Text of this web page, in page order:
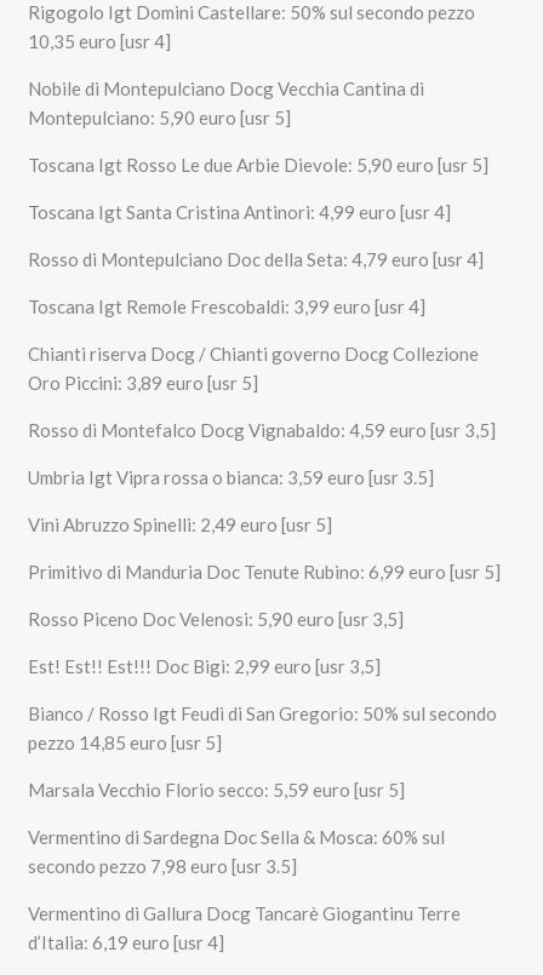
Rigogolo Igt Domini Castellare: 50% sul secondo pezzo
10,35 euro [usr 4]
Nobile di Montepulciano Docg Vecchia Cantina di
Montepulciano: 5,90 euro [usr 5]
Toscana Igt Rosso Le due Arbie Dievole: 5,90 euro [usr 5]
Toscana Igt Santa Cristina Antinori: 4,99 euro [usr 4]
Rosso di Montepulciano Doc della Seta: 4,79 euro [usr 4]
Toscana Igt Remole Frescobaldi: 3,99 euro [usr 4]
Chianti riserva Docg / Chianti governo Docg Collezione
Oro Piccini: 3,89 euro [usr 5]
Rosso di Montefalco Docg Vignabaldo: 4,59 euro [usr 3,5]
Umbria Igt Vipra rossa o bianca: 3,59 euro [usr 3.5]
Vini Abruzzo Spinelli: 2,49 euro [usr 5]
Primitivo di Manduria Doc Tenute Rubino: 6,99 euro [usr 5]
Rosso Piceno Doc Velenosi: 5,90 euro [usr 3,5]
Est! Est!! Est!!! Doc Bigi: 2,99 euro [usr 3,5]
Bianco / Rosso Igt Feudi di San Gregorio: 50% sul secondo
pezzo 14,85 euro [usr 5]
Marsala Vecchio Florio secco: 5,59 euro [usr 5]
Vermentino di Sardegna Doc Sella & Mosca: 60% sul
secondo pezzo 7,98 euro [usr 3.5]
Vermentino di Gallura Docg Tancarè Giogantinu Terre
d’Italia: 6,19 euro [usr 4]